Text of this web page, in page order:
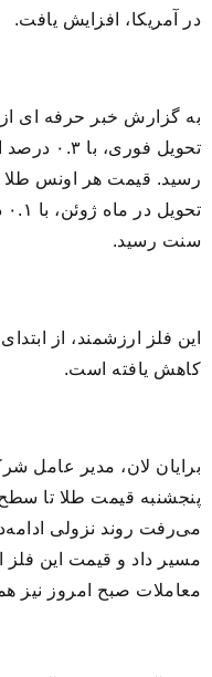
در آمریکا، افزایش یافت.
به گزارش خبر حرفه ای
رسید. قیمت هر اونس طلا
سنت رسید.
کاهش یافته است.
برایان لان، مدیر عامل
می‌رفت روند نزولی
مسیر داد و قیمت این فلز
معاملات صبح امروز نیز